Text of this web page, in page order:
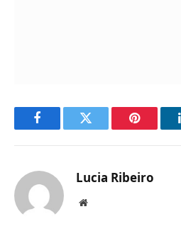
FacebookTwitter Pinterest
Lucia Ribeiro
Website